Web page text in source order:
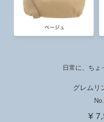
日常に、ちょ
グレムリ
¥